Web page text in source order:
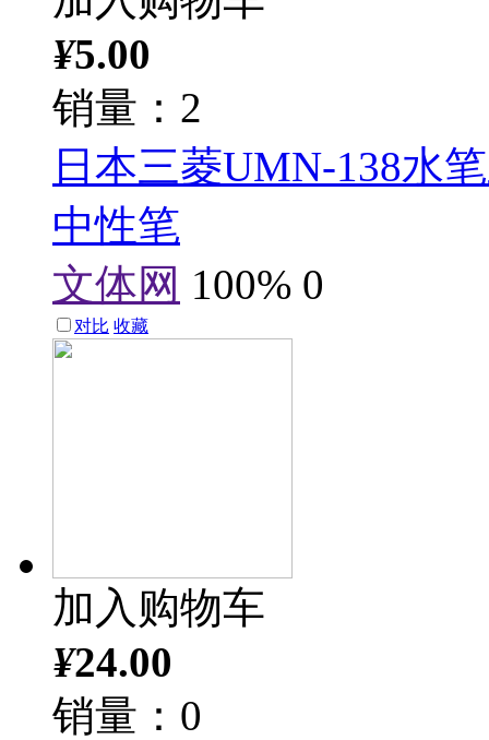
¥5.00
销量：2
日本三菱UMN-138水
中性笔
文体网 100% 0
对比 收藏
加入购物车
¥24.00
销量：0